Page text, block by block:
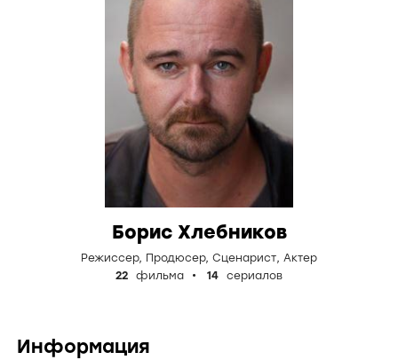
Борис Хлебников
Режиссер, Продюсер, Сценарист, Актер
22
фильма 14 сериалов
Информация